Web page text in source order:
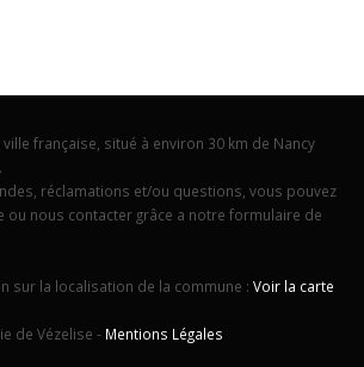
française, situé à environ 30 km de Nancy
réclamations et/ou questions, vous pouvez
ou nous contacter grâce a notre formulaire de
sur la localisation de la commune : Voir la carte
de Vézelise - Mentions Légales